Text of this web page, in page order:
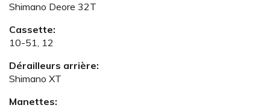
Shimano Deore 32T
Cassette:
10-51, 12
Dérailleurs arrière:
Shimano XT
Manettes: